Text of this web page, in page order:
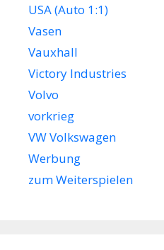
USA (Auto 1:1)
Vasen
Vauxhall
Victory Industries
Volvo
vorkrieg
VW Volkswagen
Werbung
zum Weiterspielen